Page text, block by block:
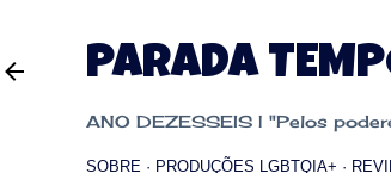
PARADA
ANO DEZESSEIS | "Pelos
SOBRE PRODUÇÕES LGBTQIA+